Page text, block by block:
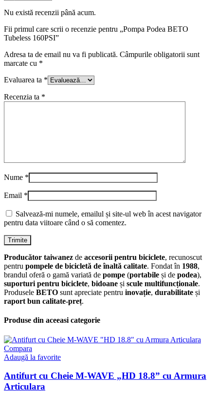
Nu există recenzii până acum.
Fii primul care scrii o recenzie pentru „Pompa Podea BETO
Tubeless 160PSI”
Adresa ta de email nu va fi publicată. Câmpurile obligatorii sunt
marcate cu *
Evaluarea ta *
Recenzia ta *
Nume *
Email *
Salvează-mi numele, emailul și site-ul web în acest navigator
pentru data viitoare când o să comentez.
Producător taiwanez de accesorii pentru biciclete, recunoscut
pentru pompele de bicicletă de înaltă calitate. Fondat în 1988,
brandul oferă o gamă variată de pompe (portabile și de podea),
suporturi pentru biciclete, bidoane și scule multifuncționale.
Produsele BETO sunt apreciate pentru inovație, durabilitate și
raport bun calitate-preț.
Produse din aceeasi categorie
Compara
Adaugă la favorite
Antifurt cu Cheie M-WAVE „HD 18.8” cu Armura
Articulara